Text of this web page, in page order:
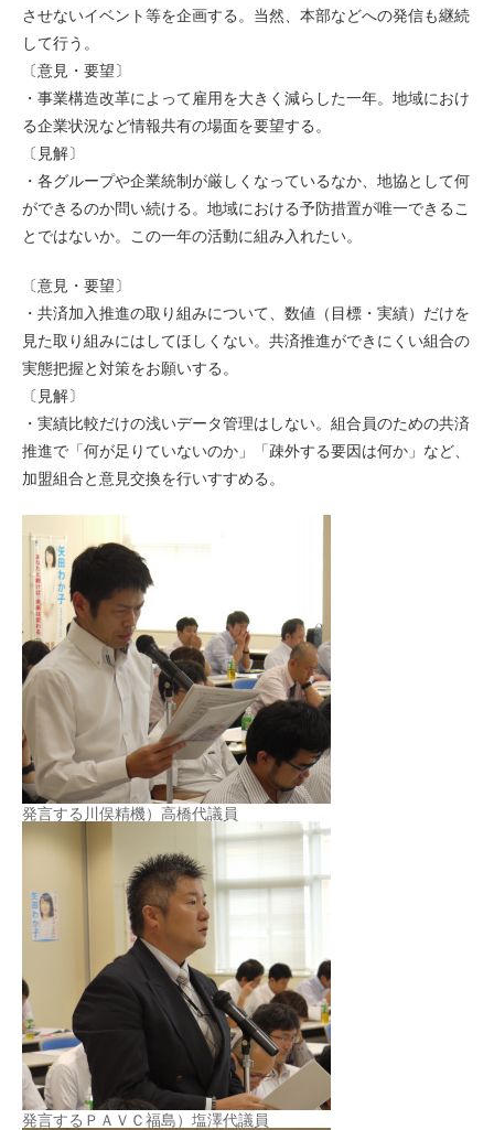
させないイベント等を企画する。当然、本部などへの発信も継続
して行う。
〔意見・要望〕
・事業構造改革によって雇用を大きく減らした一年。地域におけ
る企業状況など情報共有の場面を要望する。
〔見解〕
・各グループや企業統制が厳しくなっているなか、地協として何
ができるのか問い続ける。地域における予防措置が唯一できるこ
とではないか。この一年の活動に組み入れたい。
〔意見・要望〕
・共済加入推進の取り組みについて、数値（目標・実績）だけを
見た取り組みにはしてほしくない。共済推進ができにくい組合の
実態把握と対策をお願いする。
〔見解〕
・実績比較だけの浅いデータ管理はしない。組合員のための共済
推進で「何が足りていないのか」「疎外する要因は何か」など、
加盟組合と意見交換を行いすすめる。
発言する川俣精機）高橋代議員
発言するＰＡＶＣ福島）塩澤代議員